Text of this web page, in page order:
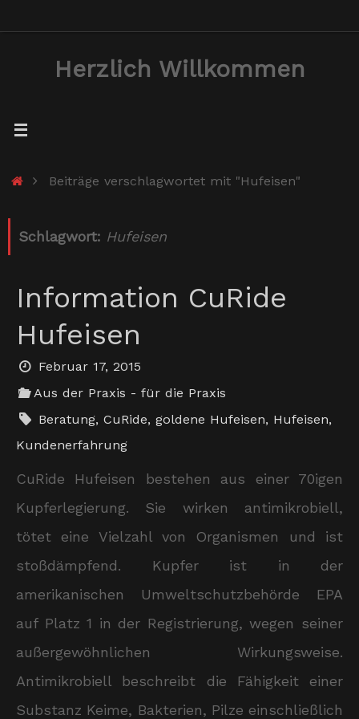
Herzlich Willkommen
StartBeiträge verschlagwortet mit "Hufeisen"
Schlagwort: Hufeisen
Information CuRide
Hufeisen
Februar 17, 2015
Aus der Praxis - für die Praxis
Beratung,CuRide,goldene Hufeisen, Hufeisen,
Kundenerfahrung
CuRide Hufeisen bestehen aus einer 70igen
Kupferlegierung. Sie wirken antimikrobiell,
tötet eine Vielzahl von Organismen und ist
stoßdämpfend. Kupfer ist in der
amerikanischen Umweltschutzbehörde EPA
auf Platz 1 in der Registrierung, wegen seiner
außergewöhnlichen Wirkungsweise.
Antimikrobiell beschreibt die Fähigkeit einer
Substanz Keime, Bakterien, Pilze einschließlich